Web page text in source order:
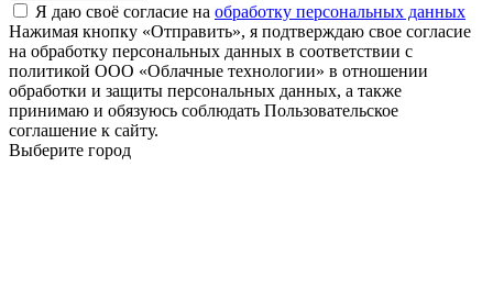
Я даю своё согласие на обработку персональных данных
Нажимая кнопку «Отправить», я подтверждаю свое согласие
на обработку персональных данных в соответствии с
политикой ООО «Облачные технологии» в отношении
обработки и защиты персональных данных, а также
принимаю и обязуюсь соблюдать Пользовательское
соглашение к сайту.
Выберите город